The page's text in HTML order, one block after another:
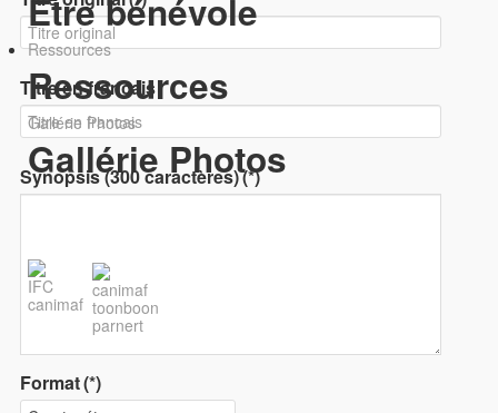
Etre bénévole
Ressources
Ressources
Gallérie Photos
Gallérie Photos
Titre en francais
Synopsis (300 caractères)(*)
Format(*)